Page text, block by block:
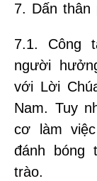
7. Dấn thân
7.1. Công
người
với Lời
Nam. Tuy
cơ làm
đánh bóng
trào.